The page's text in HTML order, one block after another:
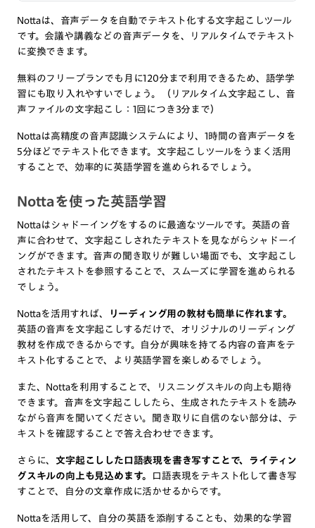
Nottaは、音声データを自動でテキスト化する文字起こしツール
です。会議や講義などの音声データを、リアルタイムでテキスト
に変換できます。
無料のフリープランでも月に120分まで利用できるため、語学学
習にも取り入れやすいでしょう。（リアルタイム文字起こし、音
声ファイルの文字起こし：1回につき3分まで）
Nottaは高精度の音声認識システムにより、1時間の音声データを
5分ほどでテキスト化できます。文字起こしツールをうまく活用
することで、効率的に英語学習を進められるでしょう。
Nottaを使った英語学習
Nottaはシャドーイングをするのに最適なツールです。英語の音
声に合わせて、文字起こしされたテキストを見ながらシャドーイ
ングができます。音声の聞き取りが難しい場面でも、文字起こし
されたテキストを参照することで、スムーズに学習を進められる
でしょう。
Nottaを活用すれば、
リーディング用の教材も簡単に作れます。
英語の音声を文字起こしするだけで、オリジナルのリーディング
教材を作成できるからです。自分が興味を持てる内容の音声をテ
キスト化することで、より英語学習を楽しめるでしょう。
また、Nottaを利用することで、リスニングスキルの向上も期待
できます。音声を文字起こししたら、生成されたテキストを読み
ながら音声を聞いてください。聞き取りに自信のない部分は、テ
キストを確認することで答え合わせできます。
さらに、 文字起こしした口語表現を書き写すことで、ライティン
グスキルの向上も見込めます。
口語表現をテキスト化して書き写
すことで、自分の文章作成に活かせるからです。
Nottaを活用して、自分の英語を添削することも、効果的な学習